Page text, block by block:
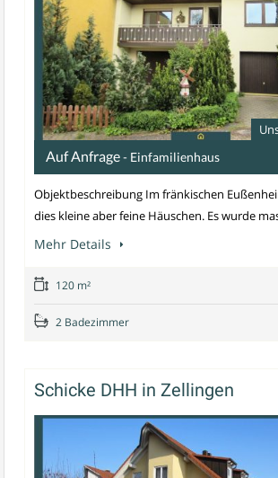
Auf Anfrage- Einfamilienhaus
Objektbeschreibung Im fränkischen
dies kleine aber feine Häuschen. Es wurde
Mehr Details
120 m²
2 Badezimmer
Schicke DHH in Zellingen